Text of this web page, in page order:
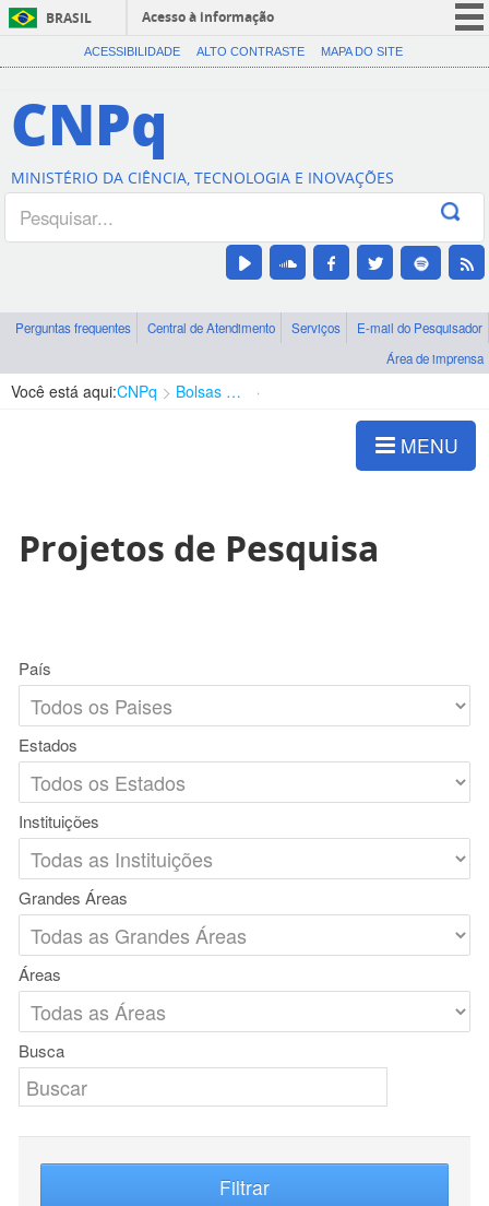
BRASIL
Acesso à informação
CORONAVÍRUS (COVID-19)
Canais
ACESSIBILIDADE ALTO CONTRASTE MAPA DO SITE
CNPq
MINISTÉRIO DA CIÊNCIA, TECNOLOGIA E INOVAÇÕES
Perguntas frequentes Central de Atendimento Serviços
E-mail do Pesquisador
Área de imprensa
Você está aqui:CNPq Bolsas e Auxílios Vigentes
MENU
Projetos de Pesquisa
País
Estados
Instituições
Grandes Áreas
Áreas
Busca
Filtrar